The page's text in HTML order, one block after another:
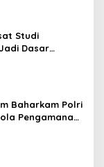
Studi
Dasar
Baharkam Polri
Pengamanan